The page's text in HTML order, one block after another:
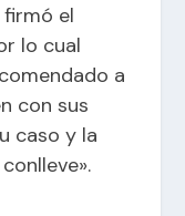
firmó el
lo cual
a
con sus
caso y la